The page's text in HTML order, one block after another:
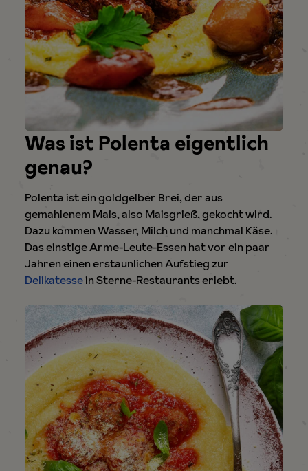
Was ist Polenta eigentlich
genau?
Polenta ist ein goldgelber Brei, der aus
gemahlenem Mais, also Maisgrieß, gekocht wird.
Dazu kommen Wasser, Milch und manchmal Käse.
Das einstige Arme-Leute-Essen hat vor ein paar
Jahren einen erstaunlichen Aufstieg zur
Delikatessein Sterne-Restaurants erlebt.